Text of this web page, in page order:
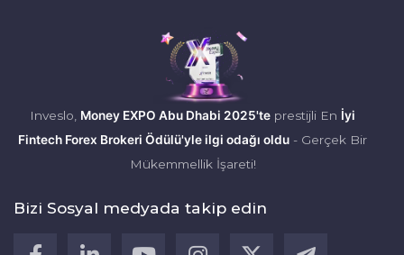
Inveslo, Money EXPO Abu Dhabi 2025'te prestijli En İyi
Fintech Forex Brokeri Ödülü'yle ilgi odağı oldu - Gerçek Bir
Mükemmellik İşareti!
Bizi Sosyal medyada takip edin